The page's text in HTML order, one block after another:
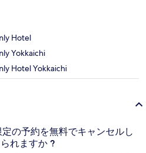
Hotel
Yokkaichi
Hotel Yokkaichi
の予約を無料でキャンセルし
れますか ?